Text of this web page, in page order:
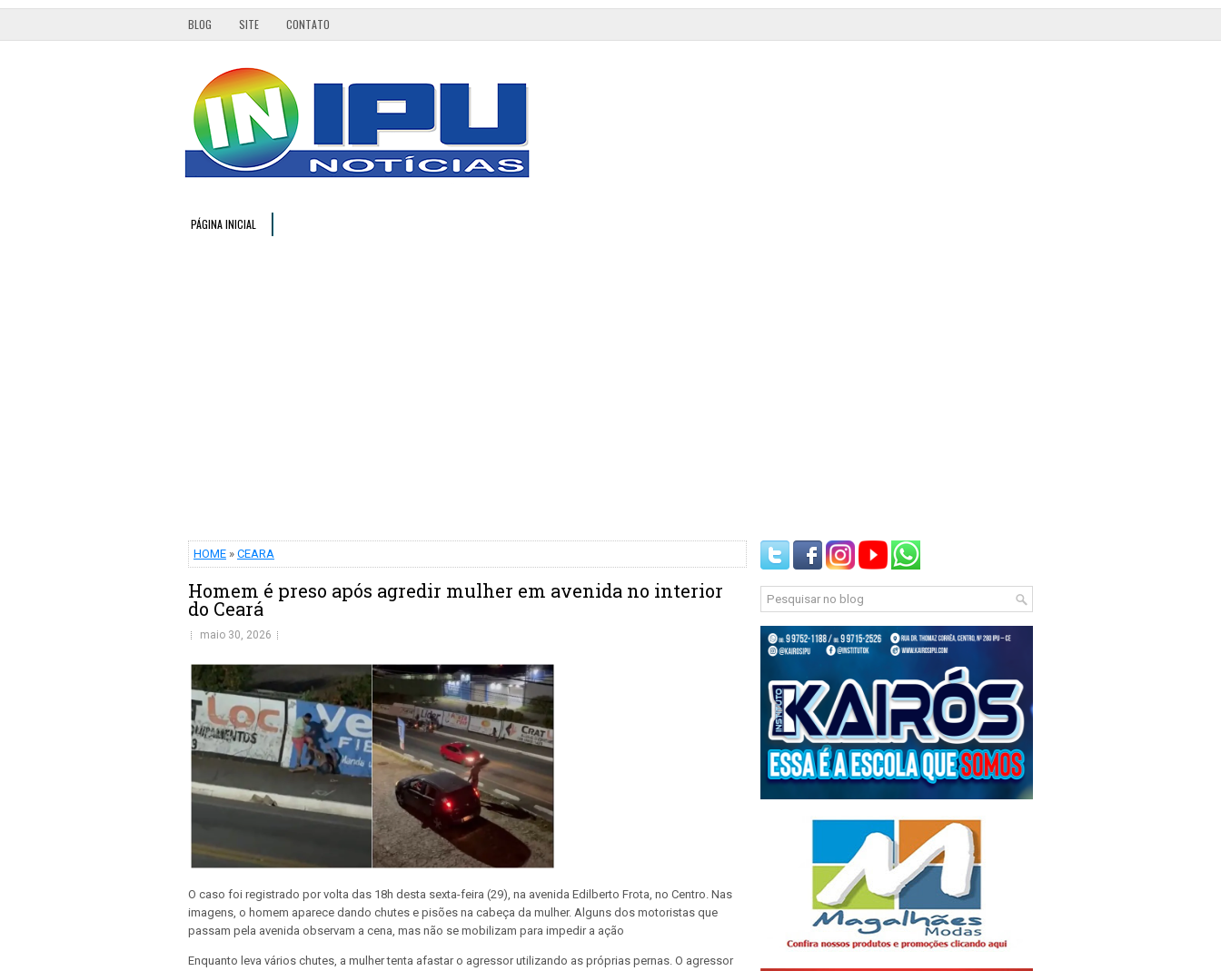
BLOG SITE CONTATO
PÁGINA INICIAL
HOME » CEARA
Homem é preso após agredir mulher em avenida no interior
do Ceará
maio 30, 2026
O caso foi registrado por volta das 18h desta sexta-feira (29), na avenida Edilberto Frota, no Centro. Nas
imagens, o homem aparece dando chutes e pisões na cabeça da mulher. Alguns dos motoristas que
passam pela avenida observam a cena, mas não se mobilizam para impedir a ação
Enquanto leva vários chutes, a mulher tenta afastar o agressor utilizando as próprias pernas. O agressor